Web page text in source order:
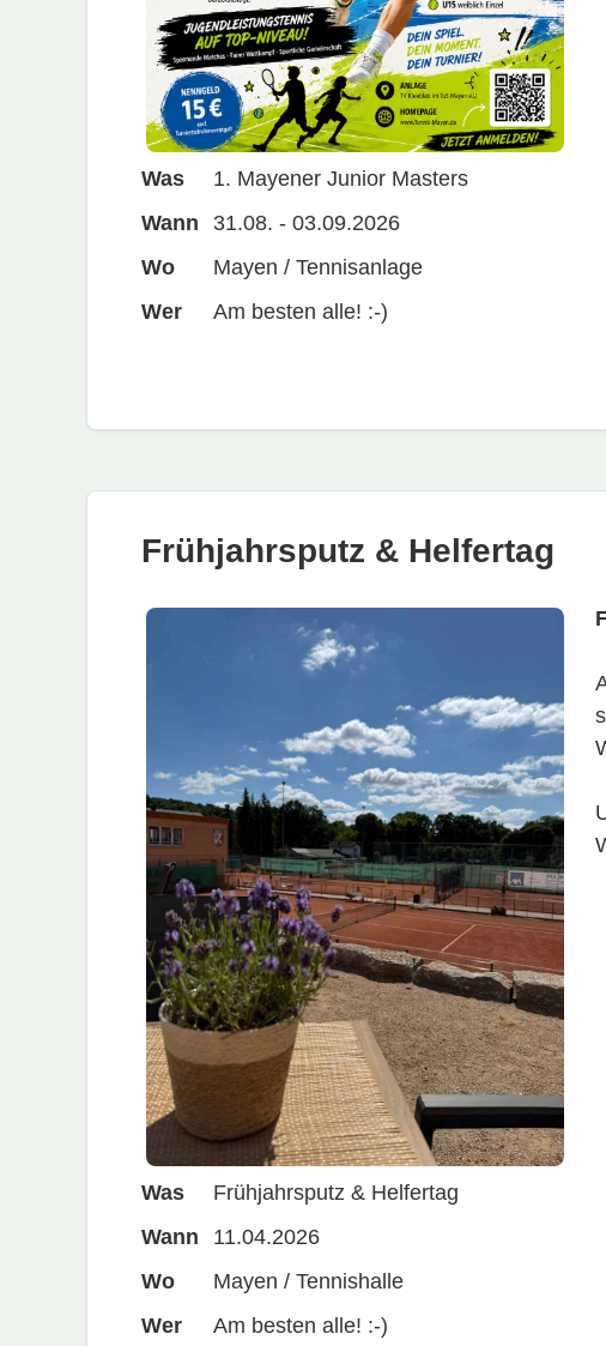
Was
1. Mayener Junior Masters
Wann
31.08. - 03.09.2026
Wo
Mayen / Tennisanlage
Wer
Am besten alle! :-)
Frühjahrsputz & Helfertag
Was
Frühjahrsputz & Helfertag
Wann
11.04.2026
Wo
Mayen / Tennishalle
Wer
Am besten alle! :-)